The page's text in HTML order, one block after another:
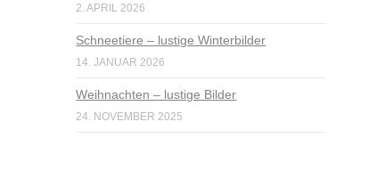
2. APRIL 2026
Schneetiere – lustige Winterbilder
14. JANUAR 2026
Weihnachten – lustige Bilder
24. NOVEMBER 2025